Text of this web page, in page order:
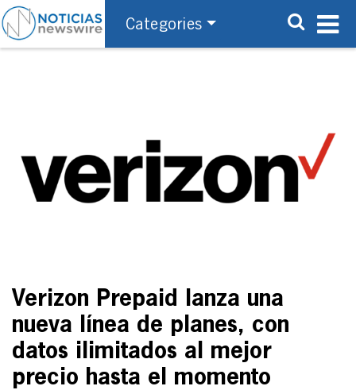
Categories
Verizon Prepaid lanza una
nueva línea de planes, con
datos ilimitados al mejor
precio hasta el momento